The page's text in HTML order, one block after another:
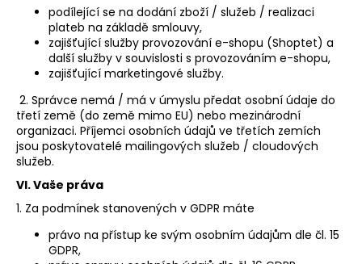
podílející se na dodání zboží / služeb / realizaci
plateb na základě smlouvy,
zajišťující služby provozování e-shopu (Shoptet) a
další služby v souvislosti s provozováním e-shopu,
zajišťující marketingové služby.
2. Správce nemá / má v úmyslu předat osobní údaje do
třetí země (do země mimo EU) nebo mezinárodní
organizaci. Příjemci osobních údajů ve třetích zemích
jsou poskytovatelé mailingových služeb / cloudových
služeb.
VI.Vaše práva
1. Za podmínek stanovených v GDPR máte
právo na přístup ke svým osobním údajům dle čl. 15
GDPR,